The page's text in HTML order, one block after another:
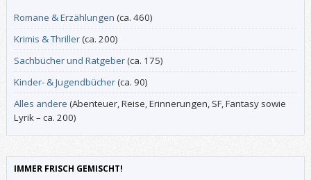
Romane & Erzählungen (ca. 460)
Krimis & Thriller(ca. 200)
Sachbücher und Ratgeber(ca. 175)
Kinder- & Jugendbücher(ca. 90)
Alles andere (Abenteuer, Reise, Erinnerungen, SF, Fantasy sowie
Lyrik – ca. 200)
IMMER FRISCH GEMISCHT!